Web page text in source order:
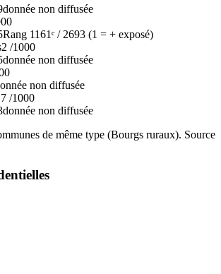
donnée non diffusée
Rang 1161ᵉ /2693 (1 = + exposé)
2 /1000
donnée non diffusée
non diffusée
/1000
donnée non diffusée
de même type (Bourgs ruraux). Source